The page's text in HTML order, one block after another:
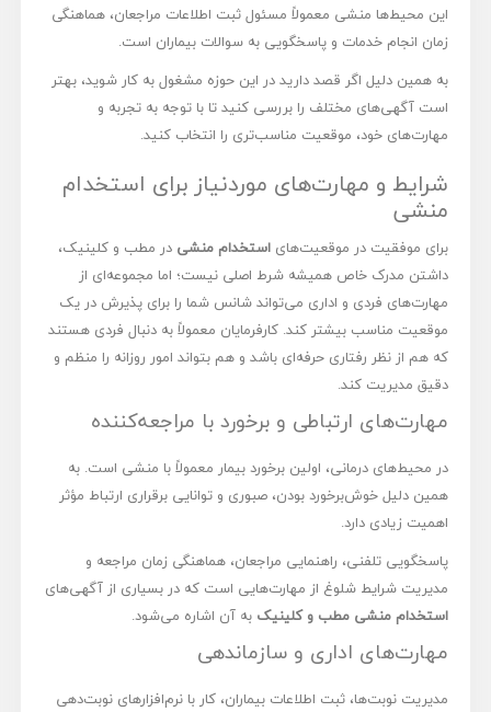
این محیط‌ها منشی معمولاً مسئول ثبت اطلاعات مراجعان، هماهنگی
زمان انجام خدمات و پاسخگویی به سوالات بیماران است.
به همین دلیل اگر قصد دارید در این حوزه مشغول به کار شوید، بهتر
است آگهی‌های مختلف را بررسی کنید تا با توجه به تجربه و
مهارت‌های خود، موقعیت مناسب‌تری را انتخاب کنید.
شرایط و مهارت‌های موردنیاز برای استخدام
منشی
برای موفقیت در موقعیت‌هایاستخدام منشی در مطب و کلینیک،
داشتن مدرک خاص همیشه شرط اصلی نیست؛ اما مجموعه‌ای از
مهارت‌های فردی و اداری می‌تواند شانس شما را برای پذیرش در یک
موقعیت مناسب بیشتر کند. کارفرمایان معمولاً به دنبال فردی هستند
که هم از نظر رفتاری حرفه‌ای باشد و هم بتواند امور روزانه را منظم و
دقیق مدیریت کند.
مهارت‌های ارتباطی و برخورد با مراجعه‌کننده
در محیط‌های درمانی، اولین برخورد بیمار معمولاً با منشی است. به
همین دلیل خوش‌برخورد بودن، صبوری و توانایی برقراری ارتباط مؤثر
اهمیت زیادی دارد.
پاسخگویی تلفنی، راهنمایی مراجعان، هماهنگی زمان مراجعه و
مدیریت شرایط شلوغ از مهارت‌هایی است که در بسیاری از آگهی‌های
استخدام منشی مطب و کلینیک به آن اشاره می‌شود.
مهارت‌های اداری و سازماندهی
مدیریت نوبت‌ها، ثبت اطلاعات بیماران، کار با نرم‌افزارهای نوبت‌دهی